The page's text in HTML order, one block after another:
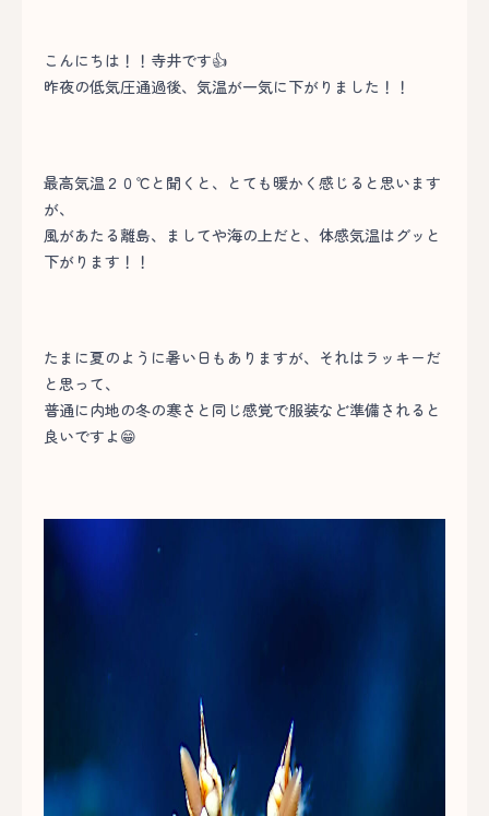
こんにちは！！寺井です👍
昨夜の低気圧通過後、気温が一気に下がりました！！
最高気温２０℃と聞くと、とても暖かく感じると思います
が、
風があたる離島、ましてや海の上だと、体感気温はグッと
下がります！！
たまに夏のように暑い日もありますが、それはラッキーだ
と思って、
普通に内地の冬の寒さと同じ感覚で服装など準備されると
良いですよ😁